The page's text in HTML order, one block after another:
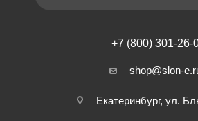
+7 (800) 301-26-
shop@slon-
Екатеринбург, ул.